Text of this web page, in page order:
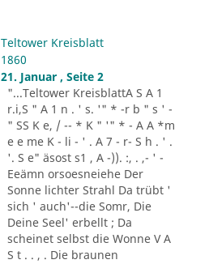
Teltower Kreisblatt
1860
21. Januar , Seite 2
"...Teltower KreisblattA S A 1
r.i,S " A 1 n . ' s. '" * -r b " s ' -
" SS K e, / -- * K " '" * - A A *m
e e me K - li - ' . A 7 - r- S h . ' .
'. S e" äsost s1 , A -)). :, . ,- ' -
Eeämn orsoesneiehe Der
Sonne lichter Strahl Da trübt '
sich ' auch'--die Somr, Die
Deine Seel' erbellt ; Da
scheinet selbst die Wonne V A
S t . . , . Die braunen